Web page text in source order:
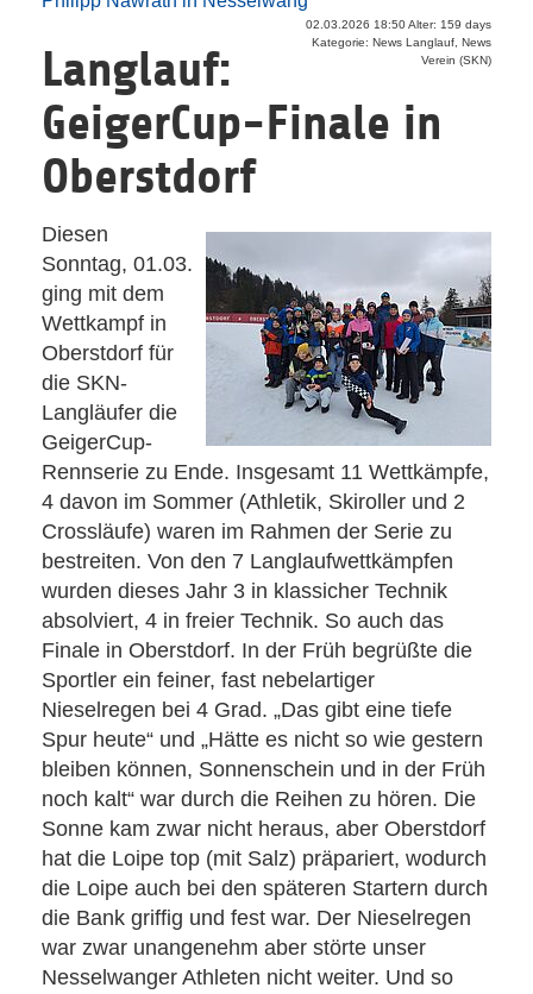
02.03.2026 18:50 Alter: 159 days
Kategorie: News Langlauf, News
Verein (SKN)
Langlauf:
GeigerCup-Finale in
Oberstdorf
Diesen
Sonntag, 01.03.
ging mit dem
Wettkampf in
Oberstdorf für
die SKN-
Langläufer die
GeigerCup-
Rennserie zu Ende. Insgesamt 11 Wettkämpfe,
4 davon im Sommer (Athletik, Skiroller und 2
Crossläufe) waren im Rahmen der Serie zu
bestreiten. Von den 7 Langlaufwettkämpfen
wurden dieses Jahr 3 in klassicher Technik
absolviert, 4 in freier Technik. So auch das
Finale in Oberstdorf. In der Früh begrüßte die
Sportler ein feiner, fast nebelartiger
Nieselregen bei 4 Grad. „Das gibt eine tiefe
Spur heute“ und „Hätte es nicht so wie gestern
bleiben können, Sonnenschein und in der Früh
noch kalt“ war durch die Reihen zu hören. Die
Sonne kam zwar nicht heraus, aber Oberstdorf
hat die Loipe top (mit Salz) präpariert, wodurch
die Loipe auch bei den späteren Startern durch
die Bank griffig und fest war. Der Nieselregen
war zwar unangenehm aber störte unser
Nesselwanger Athleten nicht weiter. Und so